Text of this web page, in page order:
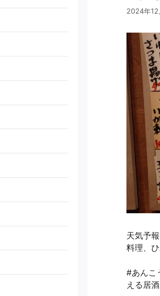
2024年12
天気予
料理、
#あんこ
える居